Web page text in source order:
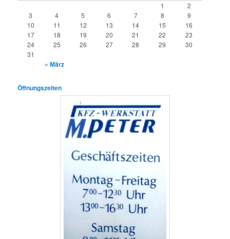
1
2
3
4 5 6 7 8
9
10
11 12 13 14 15
16
17
18 19 20 21 22
23
24
25 26 27 28 29
30
31
« März
Öffnungszeiten